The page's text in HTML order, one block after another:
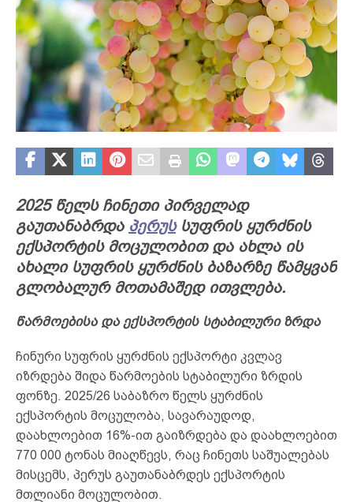
2025 წელს ჩინეთი პირველად
გაუთანაბრდა პერუსსუფრის ყურძნის
ექსპორტის მოცულობით და ახლა ის
ახალი სუფრის ყურძნის ბაზარზე წამყვან
გლობალურ მოთამაშედ ითვლება.
წარმოებისა და ექსპორტის სტაბილური ზრდა
ჩინური სუფრის ყურძნის ექსპორტი კვლავ
იზრდება შიდა წარმოების სტაბილური ზრდის
ფონზე. 2025/26 საბაზრო წელს ყურძნის
ექსპორტის მოცულობა, სავარაუდოდ,
დაახლოებით 16%-ით გაიზრდება და დაახლოებით
770 000 ტონას მიაღწევს, რაც ჩინეთს საშუალებას
მისცემს, პერუს გაუთანაბრდეს ექსპორტის
მთლიანი მოცულობით.